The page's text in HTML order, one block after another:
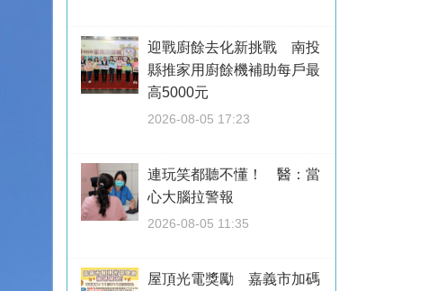
迎戰廚餘去化新挑戰 南投
縣推家用廚餘機補助每戶最
高5000元
2026-08-05 17:23
連玩笑都聽不懂！ 醫：當
心大腦拉警報
2026-08-05 11:35
屋頂光電獎勵 嘉義市加碼